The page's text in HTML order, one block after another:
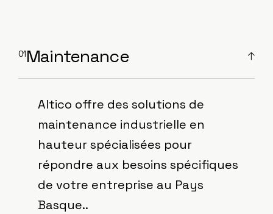
Maintenance
Altico offre des solutions de
maintenance industrielle en
hauteur spécialisées pour
répondre aux besoins spécifiques
de votre entreprise au Pays
Basque..